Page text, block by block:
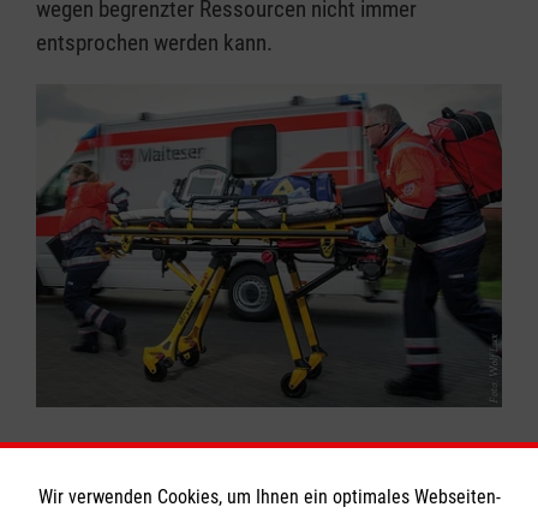
wegen begrenzter Ressourcen nicht immer
entsprochen werden kann.
Wir verwenden Cookies, um Ihnen ein optimales Webseiten-